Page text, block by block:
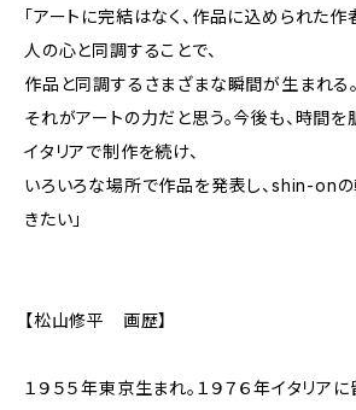
「アートに完結はなく、作品に込められた作
人の心と同調することで、
作品と同調するさまざまな瞬間が生まれる。
それがアートの力だと思う。今後も、時間を
イタリアで制作を続け、
いろいろな場所で作品を発表し、shin-onの
きたい」
【松山修平 画歴】
１９５５年東京生まれ。１９７６年イタリアに